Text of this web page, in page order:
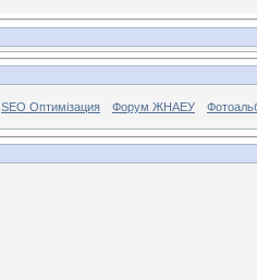
SEO Оптимізация Форум ЖНАЕУ